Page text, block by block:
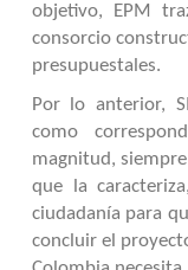
objetivo, EPM
consorcio
presupuestales.
Por lo anterior,
como
magnitud,
que la
ciudadanía para
concluir el